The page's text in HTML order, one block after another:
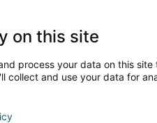
on this site
process your data on this
collect and use your data for